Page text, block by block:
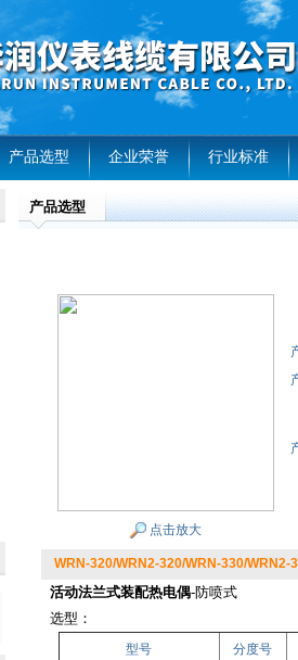
产品选型 企业荣誉 行业标准
产品选型
点击放大
WRN-320/WRN2-320/WRN-330/WRN2-
活动法兰式装配热电偶-防喷式
选型：
型号
分度号